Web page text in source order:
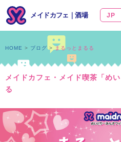
メイドカフェ ｜酒場 JP
メイドカフェ・メイド喫茶「め
る
HOME ブログ まるっとまるる